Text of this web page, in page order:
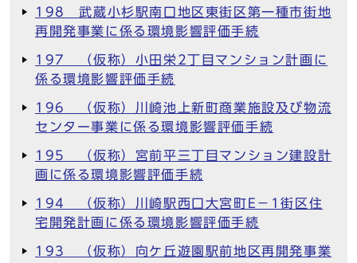
198 武蔵小杉駅南口地区東街区第一種市街地
再開発事業に係る環境影響評価手続
197 （仮称）小田栄2丁目マンション計画に
係る環境影響評価手続
196 （仮称）川崎池上新町商業施設及び物流
センター事業に係る環境影響評価手続
195 （仮称）宮前平三丁目マンション建設計
画に係る環境影響評価手続
194 （仮称）川崎駅西口大宮町E－1街区住
宅開発計画に係る環境影響評価手続
193 （仮称）向ケ丘遊園駅前地区再開発事業